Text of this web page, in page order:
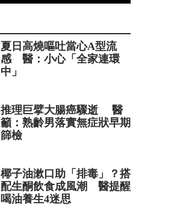
夏日高燒嘔吐當心A型流
感 醫：小心「全家連環
中」
推理巨擘大腸癌驟逝 醫
籲：熟齡男落實無症狀早期
篩檢
椰子油漱口助「排毒」？搭
配生酮飲食成風潮 醫提醒
喝油養生4迷思